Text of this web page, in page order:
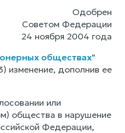
Одобрен
Советом Федерации
24 ноября 2004 года
обществах"
изменение, дополнив ее
или
общества в нарушение
Федерации,